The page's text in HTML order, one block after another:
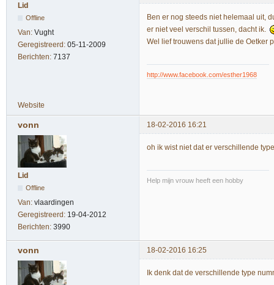
Lid
Offline
Van: Vught
Geregistreerd: 05-11-2009
Berichten: 7137
Ben er nog steeds niet helemaal uit,
er niet veel verschil tussen, dacht ik.
Wel lief trouwens dat jullie de
http://www.facebook.com/esther1968
Website
vonn 18-02-2016 16:21
Lid
Offline
Van: vlaardingen
Geregistreerd: 19-04-2012
Berichten: 3990
oh ik wist niet dat er verschillende
Help mijn vrouw heeft een hobby
vonn 18-02-2016 16:25
Ik denk dat de verschillende type